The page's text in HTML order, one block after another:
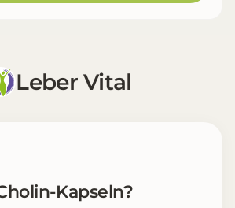
Leber Vital
Kapseln?